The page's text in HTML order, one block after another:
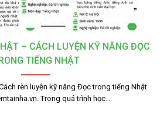
– CÁCH LUYỆN KỸ NĂNG ĐỌC
TIẾNG NHẬT
rèn luyện kỹ năng Đọc trong tiếng Nhật
Trong quá trình học…